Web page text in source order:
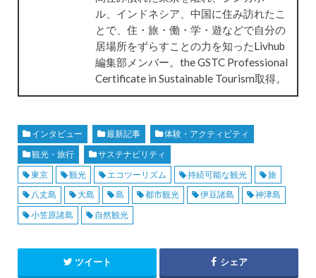
ル、インドネシア、中国に住み訪れたこ
とで、住・旅・働・学・遊などで自分の
居場所をずらすことの力を知ったLivhub
編集部メンバー。the GSTC Professional
Certificate in Sustainable Tourism取得。
インタビュー 最新記事
体験・アクティビティ
観光・旅行
サステナビリティ
東京
観光 エコツーリズム 持続可能な観光
旅
八丈島
大島 島 都市観光 伊豆諸島
神津島
小笠原諸島
自然観光
ツイート シェア